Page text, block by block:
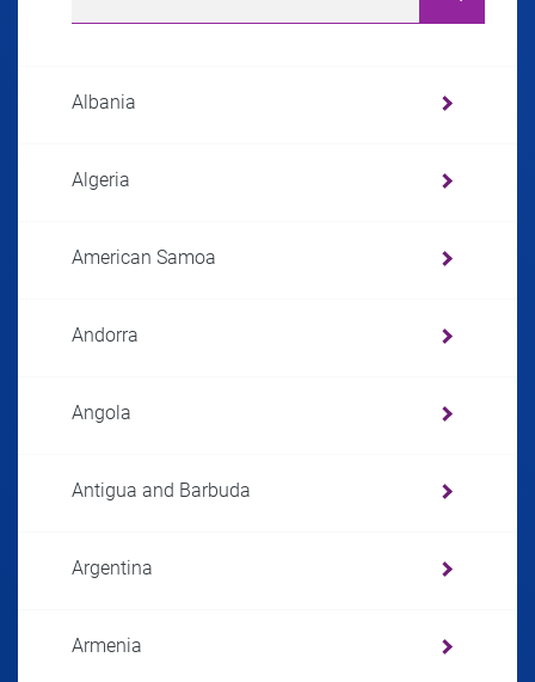
Albania
Algeria
American Samoa
Andorra
Angola
Antigua and Barbuda
Argentina
Armenia